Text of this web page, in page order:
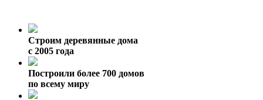
Строим деревянные дома
с 2005 года
Построили более 700 домов
по всему миру